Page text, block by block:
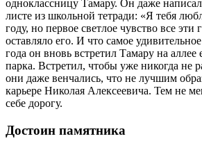
одноклассницу Тамару. Он даже написал
листе из школьной тетради: «Я тебя
году, но первое светлое чувство все эти
оставляло его. И что самое
года он вновь встретил Тамару на аллее
парка. Встретил, чтобы уже никогда не
они даже венчались, что не лучшим
карьере Николая Алексеевича. Тем не
себе дорогу.
Достоин памятника